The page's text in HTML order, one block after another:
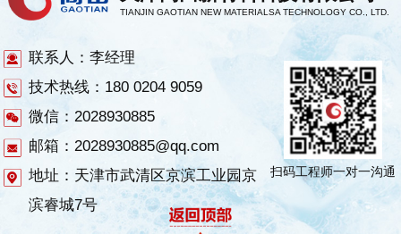
TIANJIN GAOTIAN NEW MATERIALSA TECHNOLOGY CO., LTD.
联系人：李经理
技术热线：180 0204 9059
微信：2028930885
邮箱：2028930885@qq.com
地址：天津市武清区京滨工业园京
滨睿城7号
扫码工程师一对一沟通